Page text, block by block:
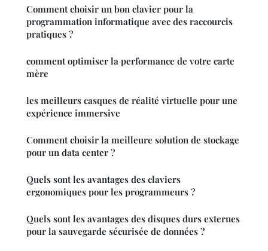
Comment choisir un bon clavier pour la
programmation informatique avec des raccourcis
pratiques ?
comment optimiser la performance de votre carte
mère
les meilleurs casques de réalité virtuelle pour une
expérience immersive
Comment choisir la meilleure solution de stockage
pour un data center ?
Quels sont les avantages des claviers
ergonomiques pour les programmeurs ?
Quels sont les avantages des disques durs externes
pour la sauvegarde sécurisée de données ?